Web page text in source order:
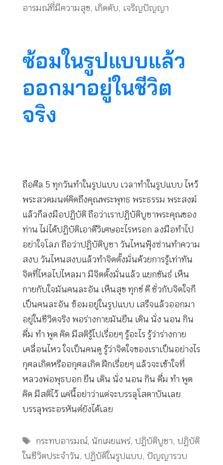
อารมณ์ที่มีความสุข, เกิดดับ, เจริญปัญญา
ซ้อมในรูปแบบแล้ว
ออกมาอยู่ในชีวิต
จริง
ถือศีล 5 ทุกวันทำในรูปแบบ เวลาทำในรูปแบบ ไหว้
พระสวดมนต์คิดถึงคุณพระพุทธ พระธรรม พระสงฆ์
แล้วก็ลงมือปฏิบัติ ถือว่าเราปฏิบัติบูชาพระคุณของ
ท่าน ไม่ได้ปฏิบัติเอาดีวิเศษอะไรหรอก ลงมือทำไป
อย่าใจโลภ ถือว่าปฏิบัติบูชา วันไหนฟุ้งซ่านทำความ
สงบ วันไหนสงบแล้วทำจิตตั้งมั่นด้วยการรู้เท่าทัน
จิตที่ไหลไปไหลมา มีจิตตั้งมั่นแล้ว แยกขันธ์ เห็น
กายกับใจมันคนละอัน เห็นสุข ทุกข์ ดี ชั่วกับจิตใจก็
เป็นคนละอัน ซ้อมอยู่ในรูปแบบ เสร็จแล้วออกมา
อยู่ในชีวิตจริง พอร่างกายมันยืน เดิน นั่ง นอน กิน
ดื่ม ทำ พูด คิด มีสติรู้ไปเรื่อยๆ รู้อะไร รู้ว่าร่างกาย
เคลื่อนไหว ใจเป็นคนดู รู้ว่าจิตใจของเราเป็นอย่างไร
กุศลเกิดหรืออกุศลเกิด ฝึกเรื่อยๆ แล้วจะเข้าใจที่
หลวงพ่อพุธบอก ยืน เดิน นั่ง นอน กิน ดื่ม ทำ พูด
คิด มีสติไว้ แค่นี้อย่าว่าแต่จะบรรลุโสดาบันเลย
บรรลุพระอรหันต์ยังได้เลย
Tags
กระทบอารมณ์, นักเผยแพร่, ปฏิบัติบูชา, ปฏิบัติ
ในชีวิตประจำวัน, ปฏิบัติในรูปแบบ, ปัญญารวบ